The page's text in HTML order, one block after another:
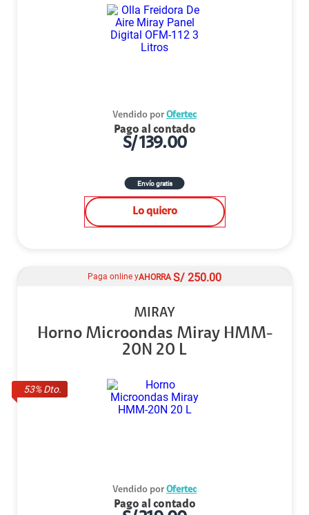
Vendido por Ofertec
Pago al contado
S/139.00
Envío gratis
Lo quiero
53% Dto.
Paga online yAHORRA S/ 250.00
MIRAY
Horno Microondas Miray HMM-
20N 20 L
Vendido por Ofertec
Pago al contado